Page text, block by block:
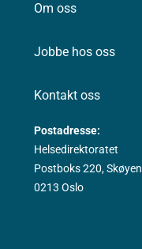
Om oss
Jobbe hos oss
Kontakt oss
Postadresse:
Helsedirektoratet
Postboks 220, Skøyen
0213 Oslo